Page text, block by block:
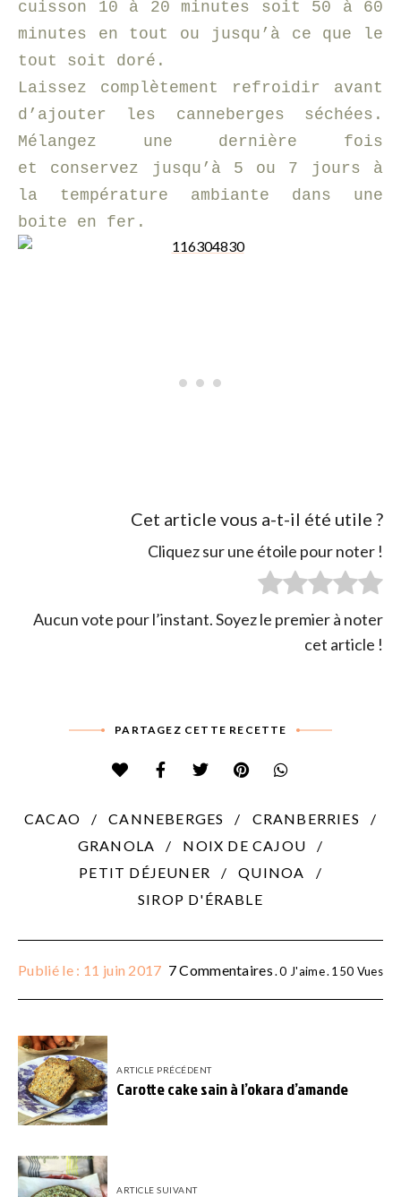
cuisson 10 à 20 minutes soit 50 à 60
minutes en tout ou jusqu’à ce que le
tout soit doré.
Laissez complètement refroidir avant
d’ajouter les canneberges séchées.
Mélangez une dernière fois
et conservez jusqu’à 5 ou 7 jours à
la température ambiante dans une
boite en fer.
Cet article vous a-t-il été utile ?
Cliquez sur une étoile pour noter !
Aucun vote pour l’instant. Soyez le premier à noter
cet article !
PARTAGEZ CETTE RECETTE
CACAO CANNEBERGES
CRANBERRIES
GRANOLA
NOIX DE CAJOU
PETIT DÉJEUNER
QUINOA
SIROP D'ÉRABLE
Publié le : 11 juin 2017 7 Commentaires 0 J'aime 150 Vues
ARTICLE PRÉCÉDENT
Carotte cake sain à l’okara d’amande
ARTICLE SUIVANT